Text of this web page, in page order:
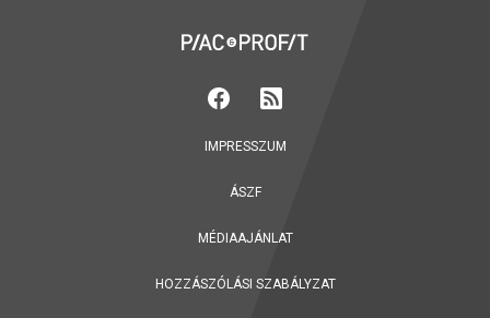
IMPRESSZUM
ÁSZF
MÉDIAAJÁNLAT
HOZZÁSZÓLÁSI SZABÁLYZAT